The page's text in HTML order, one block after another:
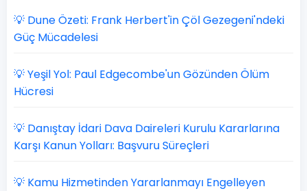
💡 Dune Özeti: Frank Herbert'in Çöl Gezegeni'ndeki
Güç Mücadelesi
💡 Yeşil Yol: Paul Edgecombe'un Gözünden Ölüm
Hücresi
💡 Danıştay İdari Dava Daireleri Kurulu Kararlarına
Karşı Kanun Yolları: Başvuru Süreçleri
💡 Kamu Hizmetinden Yararlanmayı Engelleyen